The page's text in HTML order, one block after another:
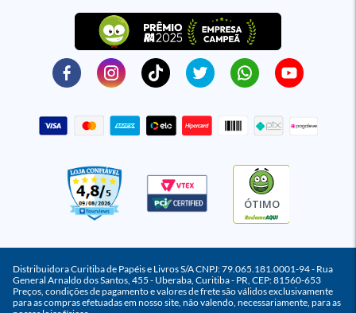
ÓTIMO
Distribuidora Curitiba de Papéis e Livros S/A CNPJ: 79.065.181.0001-94 - Rua
General Arnaldo dos Santos, 455 - Uberaba, Curitiba - PR, CEP: 81560-653
Preços, condições de pagamento e valores de frete são válidos exclusivamente
para as compras efetuadas em nosso site, não valendo, necessariamente, para as